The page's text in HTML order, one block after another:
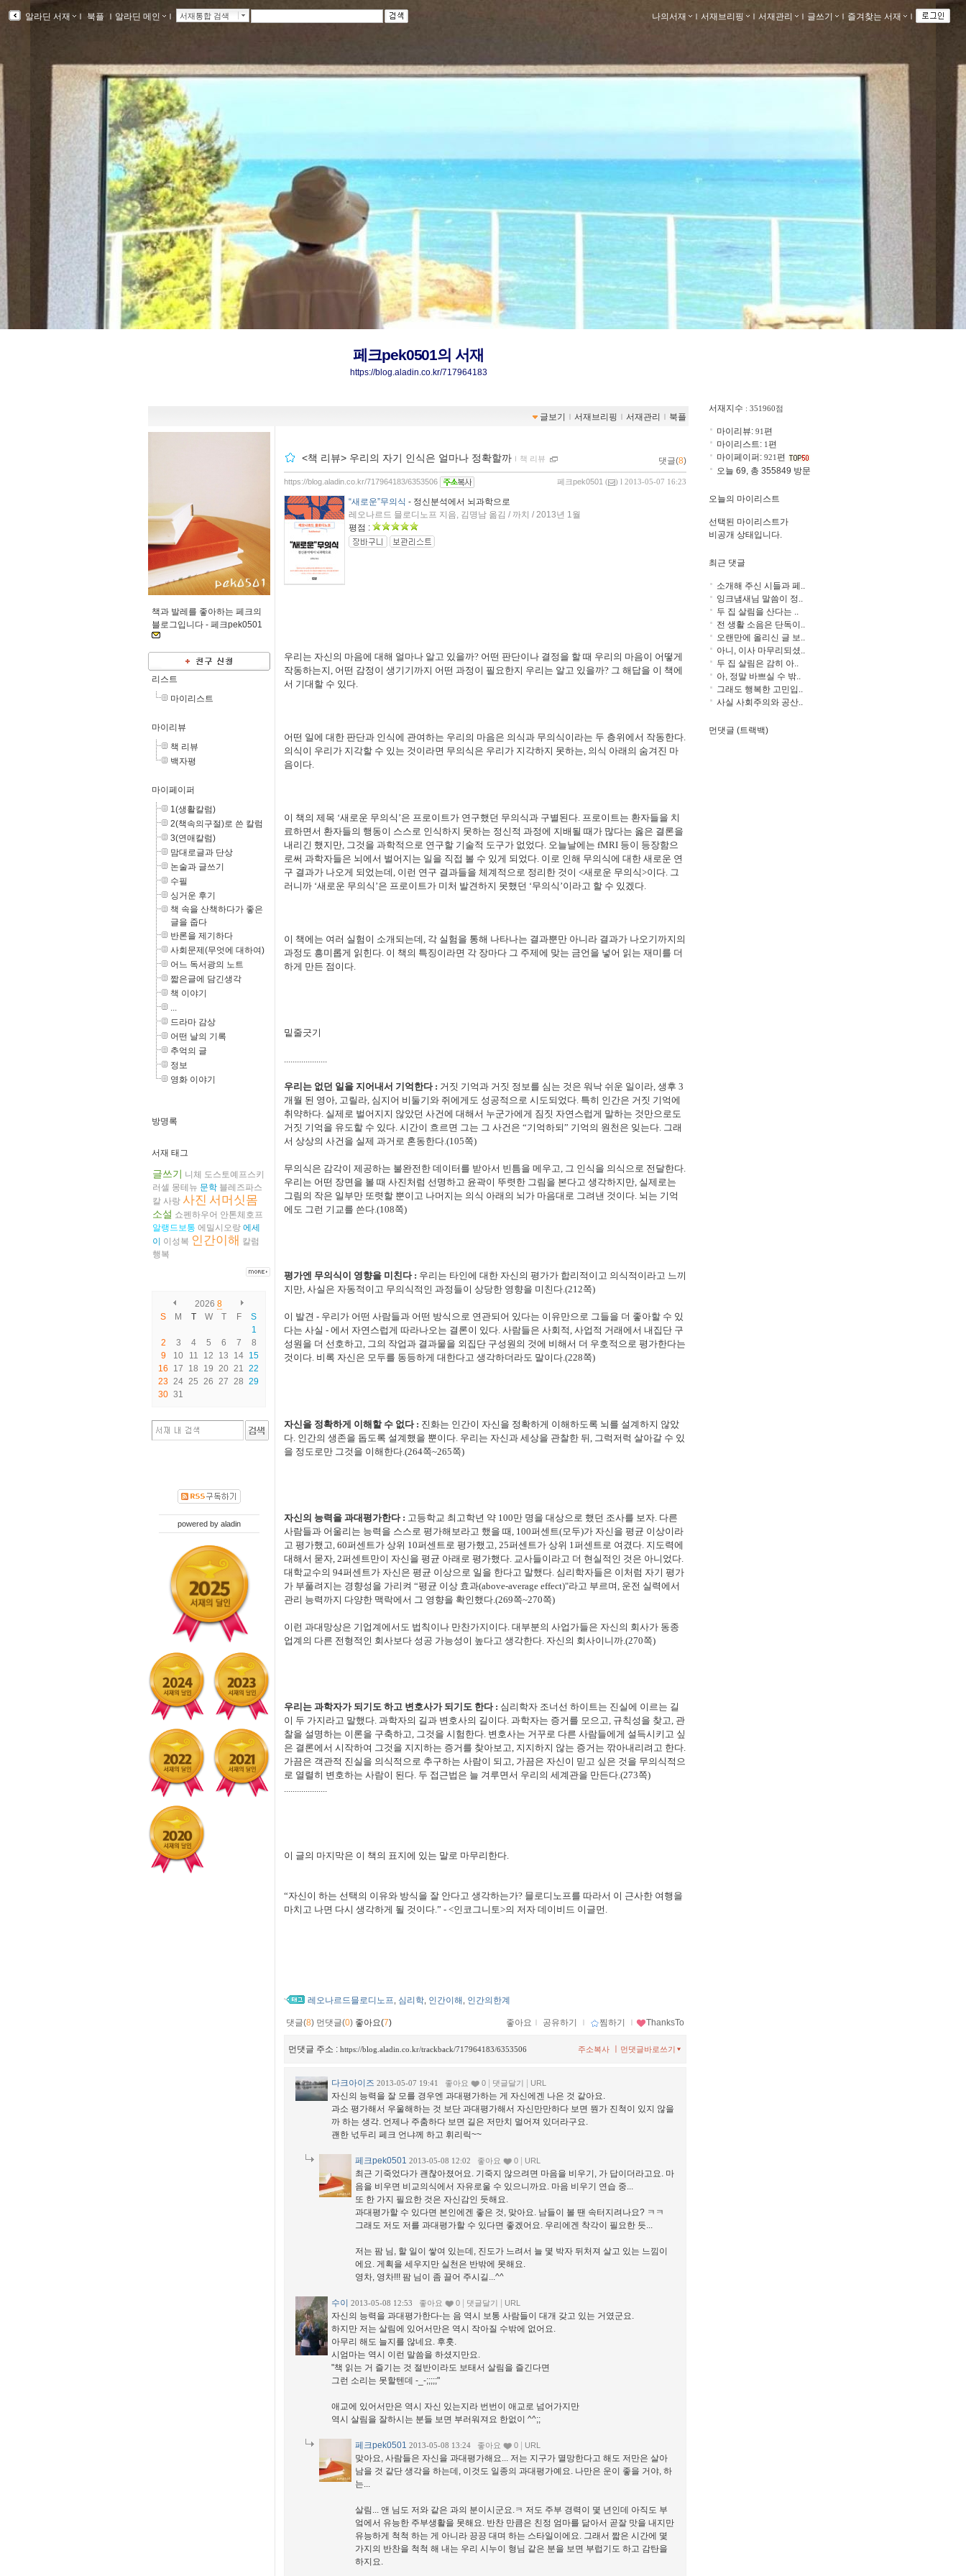
알라딘 서재 ｌ 북플 ｌ 알라딘 메인 ｌ 서재통합 검색 나의서재 ｌ 서재브리핑 ｌ 서재관리 ｌ 글쓰기 ｌ 즐겨찾는 서재 ｌ
페크pek0501의 서재
https://blog.aladin.co.kr/717964183
글보기 ｌ 서재브리핑 ｌ 서재관리 ｌ 북플
책과 발레를 좋아하는 페크의
블로그입니다 - 페크pek0501
리스트
마이리스트
마이리뷰
책 리뷰
백자평
마이페이퍼
1(생활칼럼)
2(책속의구절)로 쓴 칼럼
3(연애칼럼)
맘대로글과 단상
논술과 글쓰기
수필
싱거운 후기
책 속을 산책하다가 좋은
글을 줍다
반론을 제기하다
사회문제(무엇에 대하여)
어느 독서광의 노트
짧은글에 담긴생각
책 이야기
드라마 감상
어떤 날의 기록
추억의 글
정보
영화 이야기
방명록
서재 태그
글쓰기 니체 도스토예프스키
러셀 몽테뉴 문학 블레즈파스
칼 사랑 사진 서머싯몸
소설 쇼펜하우어 안톤체호프
알랭드보통 에밀시오랑 에세
이 이성복 인간이해 칼럼
행복
2026 8
S
M T W T F
S
1
2
3 4 5 6 7
8
9
10 11 12 13 14 15
16
17 18 19 20 21
22
23 24 25 26 27 28 29
30 31
powered by aladin
<책 리뷰> 우리의 자기 인식은 얼마나 정확할까 ｌ 책 리뷰 댓글(8)
페크pek0501 ( ) l 2013-05-07 16:23
https://blog.aladin.co.kr/717964183/6353506
“새로운”무의식 - 정신분석에서 뇌과학으로
레오나르드 믈로디노프 지음, 김명남 옮김 / 까치 / 2013년 1월
평점 :
우리는 자신의 마음에 대해 얼마나 알고 있을까? 어떤 판단이나 결정을 할 때 우리의 마음이 어떻게
작동하는지, 어떤 감정이 생기기까지 어떤 과정이 필요한지 우리는 알고 있을까? 그 해답을 이 책에
서 기대할 수 있다.
어떤 일에 대한 판단과 인식에 관여하는 우리의 마음은 의식과 무의식이라는 두 층위에서 작동한다.
의식이 우리가 지각할 수 있는 것이라면 무의식은 우리가 지각하지 못하는, 의식 아래의 숨겨진 마
음이다.
이 책의 제목 ‘새로운 무의식’은 프로이트가 연구했던 무의식과 구별된다. 프로이트는 환자들을 치
료하면서 환자들의 행동이 스스로 인식하지 못하는 정신적 과정에 지배될 때가 많다는 옳은 결론을
내리긴 했지만, 그것을 과학적으로 연구할 기술적 도구가 없었다. 오늘날에는 fMRI 등이 등장함으
로써 과학자들은 뇌에서 벌어지는 일을 직접 볼 수 있게 되었다. 이로 인해 무의식에 대한 새로운 연
구 결과가 나오게 되었는데, 이런 연구 결과들을 체계적으로 정리한 것이 <새로운 무의식>이다. 그
러니까 ‘새로운 무의식’은 프로이트가 미처 발견하지 못했던 ‘무의식’이라고 할 수 있겠다.
이 책에는 여러 실험이 소개되는데, 각 실험을 통해 나타나는 결과뿐만 아니라 결과가 나오기까지의
과정도 흥미롭게 읽힌다. 이 책의 특징이라면 각 장마다 그 주제에 맞는 금언을 넣어 읽는 재미를 더
하게 만든 점이다.
밑줄긋기
....................
우리는 없던 일을 지어내서 기억한다 : 거짓 기억과 거짓 정보를 심는 것은 워낙 쉬운 일이라, 생후 3
개월 된 영아, 고릴라, 심지어 비둘기와 쥐에게도 성공적으로 시도되었다. 특히 인간은 거짓 기억에
취약하다. 실제로 벌어지지 않았던 사건에 대해서 누군가에게 짐짓 자연스럽게 말하는 것만으로도
거짓 기억을 유도할 수 있다. 시간이 흐르면 그는 그 사건은 “기억하되” 기억의 원천은 잊는다. 그래
서 상상의 사건을 실제 과거로 혼동한다.(105쪽)
무의식은 감각이 제공하는 불완전한 데이터를 받아서 빈틈을 메우고, 그 인식을 의식으로 전달한다.
우리는 어떤 장면을 볼 때 사진처럼 선명하고 윤곽이 뚜렷한 그림을 본다고 생각하지만, 실제로는
그림의 작은 일부만 또렷할 뿐이고 나머지는 의식 아래의 뇌가 마음대로 그려낸 것이다. 뇌는 기억
에도 그런 기교를 쓴다.(108쪽)
평가엔 무의식이 영향을 미친다 : 우리는 타인에 대한 자신의 평가가 합리적이고 의식적이라고 느끼
지만, 사실은 자동적이고 무의식적인 과정들이 상당한 영향을 미친다.(212쪽)
이 발견 - 우리가 어떤 사람들과 어떤 방식으로 연관되어 있다는 이유만으로 그들을 더 좋아할 수 있
다는 사실 - 에서 자연스럽게 따라나오는 결론이 있다. 사람들은 사회적, 사업적 거래에서 내집단 구
성원을 더 선호하고, 그의 작업과 결과물을 외집단 구성원의 것에 비해서 더 우호적으로 평가한다는
것이다. 비록 자신은 모두를 동등하게 대한다고 생각하더라도 말이다.(228쪽)
자신을 정확하게 이해할 수 없다 : 진화는 인간이 자신을 정확하게 이해하도록 뇌를 설계하지 않았
다. 인간의 생존을 돕도록 설계했을 뿐이다. 우리는 자신과 세상을 관찰한 뒤, 그럭저럭 살아갈 수 있
을 정도로만 그것을 이해한다.(264쪽~265쪽)
자신의 능력을 과대평가한다 : 고등학교 최고학년 약 100만 명을 대상으로 했던 조사를 보자. 다른
사람들과 어울리는 능력을 스스로 평가해보라고 했을 때, 100퍼센트(모두)가 자신을 평균 이상이라
고 평가했고, 60퍼센트가 상위 10퍼센트로 평가했고, 25퍼센트가 상위 1퍼센트로 여겼다. 지도력에
대해서 묻자, 2퍼센트만이 자신을 평균 아래로 평가했다. 교사들이라고 더 현실적인 것은 아니었다.
대학교수의 94퍼센트가 자신은 평균 이상으로 일을 한다고 말했다. 심리학자들은 이처럼 자기 평가
가 부풀려지는 경향성을 가리켜 “평균 이상 효과(above-average effect)"라고 부르며, 운전 실력에서
관리 능력까지 다양한 맥락에서 그 영향을 확인했다.(269쪽~270쪽)
이런 과대망상은 기업계에서도 법칙이나 만찬가지이다. 대부분의 사업가들은 자신의 회사가 동종
업계의 다른 전형적인 회사보다 성공 가능성이 높다고 생각한다. 자신의 회사이니까.(270쪽)
우리는 과학자가 되기도 하고 변호사가 되기도 한다 : 심리학자 조너선 하이트는 진실에 이르는 길
이 두 가지라고 말했다. 과학자의 길과 변호사의 길이다. 과학자는 증거를 모으고, 규칙성을 찾고, 관
찰을 설명하는 이론을 구축하고, 그것을 시험한다. 변호사는 거꾸로 다른 사람들에게 설득시키고 싶
은 결론에서 시작하여 그것을 지지하는 증거를 찾아보고, 지지하지 않는 증거는 깎아내리려고 한다.
가끔은 객관적 진실을 의식적으로 추구하는 사람이 되고, 가끔은 자신이 믿고 싶은 것을 무의식적으
로 열렬히 변호하는 사람이 된다. 두 접근법은 늘 겨루면서 우리의 세계관을 만든다.(273쪽)
....................
이 글의 마지막은 이 책의 표지에 있는 말로 마무리한다.
“자신이 하는 선택의 이유와 방식을 잘 안다고 생각하는가? 믈로디노프를 따라서 이 근사한 여행을
마치고 나면 다시 생각하게 될 것이다.” - <인코그니토>의 저자 데이비드 이글먼.
레오나르드믈로디노프, 심리학, 인간이해 , 인간의한계
댓글(8) 먼댓글(0) 좋아요(7) 좋아요 ｌ 공유하기 ｌ 찜하기 ｌ ThanksTo
먼댓글 주소 : https://blog.aladin.co.kr/trackback/717964183/6353506 먼댓글바로쓰기
주소복사
다크아이즈 2013-05-07 19:41 좋아요 0 댓글달기 URL
자신의 능력을 잘 모를 경우엔 과대평가하는 게 자신에겐 나은 것 같아요.
과소 평가해서 우울해하는 것 보단 과대평가해서 자신만만하다 보면 뭔가 진척이 있지 않을
까 하는 생각. 언제나 주춤하다 보면 길은 저만치 멀어져 있더라구요.
괜한 넋두리 페크 언냐께 하고 휘리릭~~
페크pek0501 2013-05-08 12:02 좋아요 0 URL
최근 기죽었다가 괜찮아졌어요. 기죽지 않으려면 마음을 비우기, 가 답이더라고요. 마
음을 비우면 비교의식에서 자유로울 수 있으니까요. 마음 비우기 연습 중...
또 한 가지 필요한 것은 자신감인 듯해요.
과대평가할 수 있다면 본인에겐 좋은 것, 맞아요. 남들이 볼 땐 속터지려나요? ㅋㅋ
그래도 저도 저를 과대평가할 수 있다면 좋겠어요. 우리에겐 착각이 필요한 듯...
저는 팜 님, 할 일이 쌓여 있는데, 진도가 느려서 늘 몇 박자 뒤처져 살고 있는 느낌이
에요. 게획을 세우지만 실천은 반밖에 못해요.
영차, 영차!!! 팜 님이 좀 끌어 주시길...^^
수이 2013-05-08 12:53 좋아요 0 댓글달기 URL
자신의 능력을 과대평가한다-는 음 역시 보통 사람들이 대개 갖고 있는 거였군요.
하지만 저는 살림에 있어서만은 역시 작아질 수밖에 없어요.
아무리 해도 늘지를 않네요. 후훗.
시엄마는 역시 이런 말씀을 하셨지만요.
"책 읽는 거 즐기는 것 절반이라도 보태서 살림을 즐긴다면
그런 소리는 못할텐데 -_-;;;;;"
애교에 있어서만은 역시 자신 있는지라 번번이 애교로 넘어가지만
역시 살림을 잘하시는 분들 보면 부러워져요 한없이 ^^;;
페크pek0501 2013-05-08 13:24 좋아요 0 URL
맞아요, 사람들은 자신을 과대평가해요... 저는 지구가 멸망한다고 해도 저만은 살아
남을 것 같단 생각을 하는데, 이것도 일종의 과대평가예요. 나만은 운이 좋을 거야, 하
는...
살림... 앤 님도 저와 같은 과의 분이시군요.ㅋ 저도 주부 경력이 몇 년인데 아직도 부
엌에서 유능한 주부생활을 못해요. 반찬 만큼은 친정 엄마를 닮아서 곧잘 맛을 내지만
유능하게 척척 하는 게 아니라 끙끙 대며 하는 스타일이에요. 그래서 짧은 시간에 몇
가지의 반찬을 척척 해 내는 우리 시누이 형님 같은 분을 보면 부럽기도 하고 감탄을
하지요.
서재지수 : 351960점
마이리뷰: 91편
마이리스트: 1편
마이페이퍼: 921편
오늘 69, 총 355849 방문
오늘의 마이리스트
선택된 마이리스트가
비공개 상태입니다.
최근 댓글
소개해 주신 시들과 페..
잉크냄새님 말씀이 정..
두 집 살림을 산다는 ..
전 생활 소음은 단독이..
오랜만에 올리신 글 보..
아니, 이사 마무리되셨..
두 집 살림은 감히 아..
아, 정말 바쁘실 수 밖..
그래도 행복한 고민입..
사실 사회주의와 공산..
먼댓글 (트랙백)